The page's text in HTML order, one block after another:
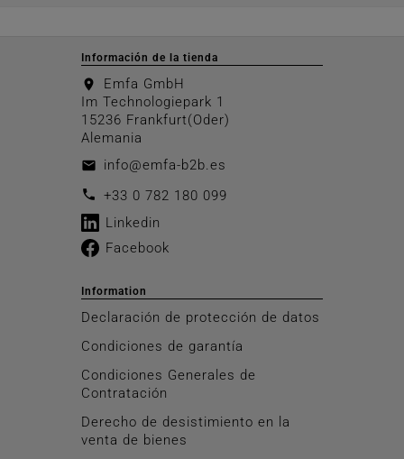
Información de la tienda
location_on
Emfa GmbH
Im Technologiepark 1
15236 Frankfurt(Oder)
Alemania
email info@emfa-b2b.es
call +33 0 782 180 099
Linkedin
Facebook
Information
Declaración de protección de datos
Condiciones de garantía
Condiciones Generales de
Contratación
Derecho de desistimiento en la
venta de bienes